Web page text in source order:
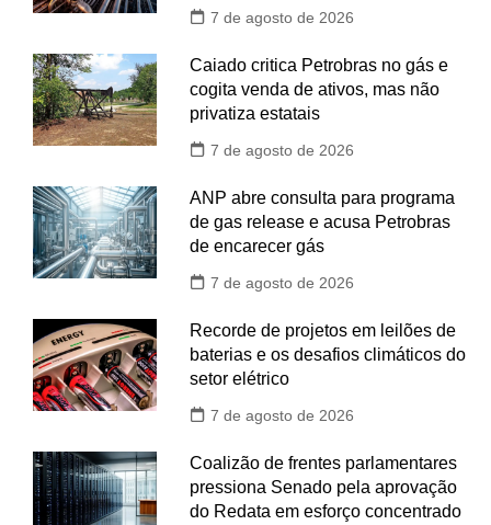
7 de agosto de 2026
Caiado critica Petrobras no gás e
cogita venda de ativos, mas não
privatiza estatais
7 de agosto de 2026
ANP abre consulta para programa
de gas release e acusa Petrobras
de encarecer gás
7 de agosto de 2026
Recorde de projetos em leilões de
baterias e os desafios climáticos do
setor elétrico
7 de agosto de 2026
Coalizão de frentes parlamentares
pressiona Senado pela aprovação
do Redata em esforço concentrado